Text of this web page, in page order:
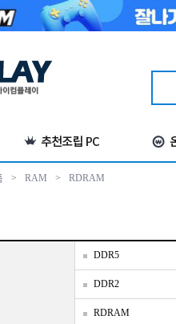
> RAM > RDRAM
DDR5
DDR2
RDRAM